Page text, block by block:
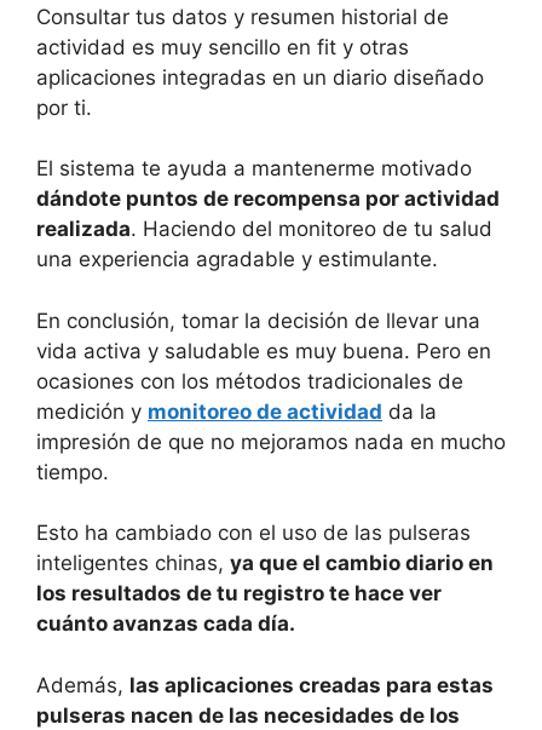
Consultar tus datos y resumen historial de
actividad es muy sencillo en fit y otras
aplicaciones integradas en un diario diseñado
por ti.
El sistema te ayuda a mantenerme motivado
dándote puntos de recompensa por actividad
realizada. Haciendo del monitoreo de tu salud
una experiencia agradable y estimulante.
En conclusión, tomar la decisión de llevar una
vida activa y saludable es muy buena. Pero en
ocasiones con los métodos tradicionales de
medición y monitoreo de actividad da la
impresión de que no mejoramos nada en mucho
tiempo.
Esto ha cambiado con el uso de las pulseras
inteligentes chinas, ya que el cambio diario en
los resultados de tu registro te hace ver
cuánto avanzas cada día.
Además, las aplicaciones creadas para estas
pulseras nacen de las necesidades de los